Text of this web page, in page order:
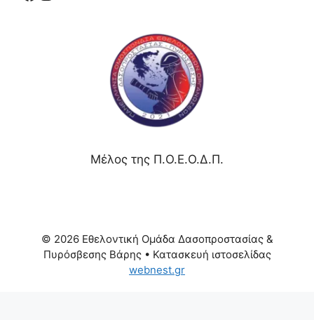
Μέλος της Π.Ο.Ε.Ο.Δ.Π.
© 2026 Εθελοντική Ομάδα Δασοπροστασίας &
Πυρόσβεσης Βάρης• Κατασκευή ιστοσελίδας
webnest.gr